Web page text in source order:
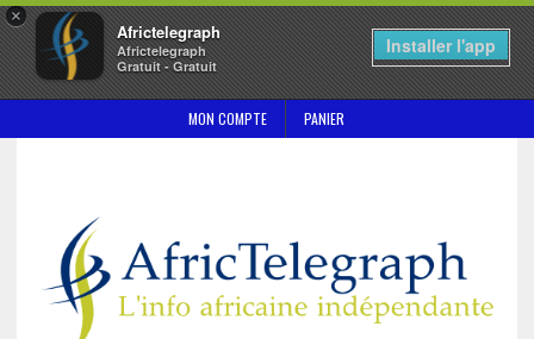
×
Africtelegraph
Africtelegraph
Gratuit - Gratuit
Installer l'app
MON COMPTE PANIER